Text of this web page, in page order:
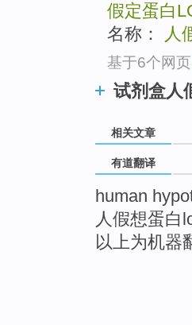
假定蛋白
名称：
人
基于6个网页
试剂盒人
相关文章
有道翻译
human
人假想蛋白
以上为机器